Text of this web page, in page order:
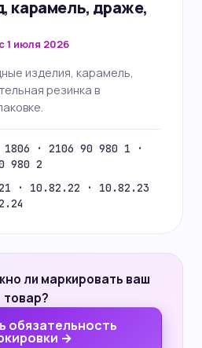
карамель, драже,
1 июля 2026
изделия, карамель,
резинка в
1806 · 2106 90 980 1 ·
980 2
· 10.82.22 · 10.82.23
ли маркировать ваш
товар?
обязательность
→